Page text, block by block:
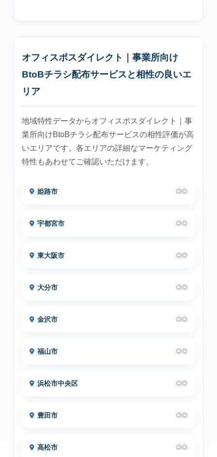
オフィスポスダイレクト｜事業所向け
BtoBチラシ配布サービスと相性の良いエ
リア
地域特性データからオフィスポスダイレクト｜事
業所向けBtoBチラシ配布サービスの相性評価が高
いエリアです。各エリアの詳細なマーケティング
特性もあわせてご確認いただけます。
姫路市 ◎◎
宇都宮市 ◎◎
東大阪市 ◎◎
大分市 ◎◎
金沢市 ◎◎
福山市 ◎◎
浜松市中央区 ◎◎
豊田市 ◎◎
高松市 ◎◎